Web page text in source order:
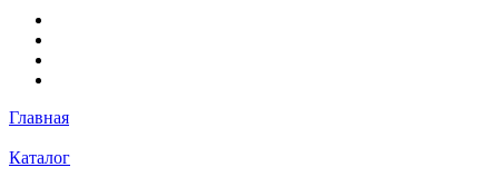
Главная
Каталог